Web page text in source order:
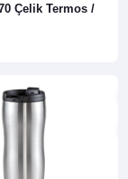
Çelik Termos /